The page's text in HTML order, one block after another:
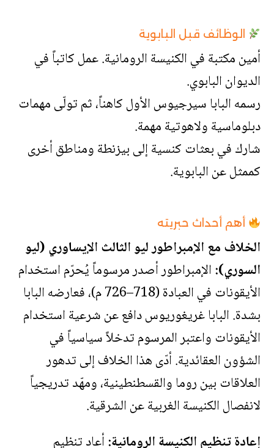
الوظائف قبل البابوية
أمين مكتبة في الكنيسة الرومانية. عمل كاتباً في
الديوان البابوي.
رسمه البابا سيرجيوس الأول كاهناً، ثم تولّى مهمات
دبلوماسية ولاهوتية مهمة.
شارك في بعثات كنسية إلى بيزنطة ومناطق أخرى
كممثل عن البابوية.
أهم أحداث حبريته
الخلاف مع الإمبراطور ليو الثالث الإيساوري (ليو
السوري):الإمبراطور أصدر مرسوماً يُحرّم استخدام
الأيقونات في العبادة (718–726 م)، فعارضه البابا
بشدة. البابا غريغوريوس دافع عن شرعية استخدام
الأيقونات واعتبر المرسوم تدخلاً سياسياً في
الشؤون العقائدية. أدّى هذا الخلاف إلى تدهور
العلاقات بين روما والقسطنطينية، ومهّد تدريجياً
لانفصال الكنيسة الغربية عن الشرقية.
إعادة تنظيم الكنيسة الرومانية:أعاد تنظيم